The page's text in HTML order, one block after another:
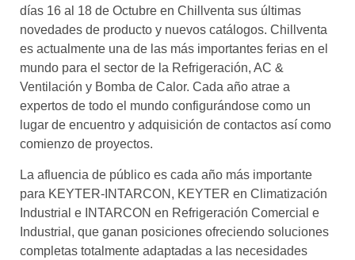
días 16 al 18 de Octubre en Chillventa sus últimas
novedades de producto y nuevos catálogos. Chillventa
es actualmente una de las más importantes ferias en el
mundo para el sector de la Refrigeración, AC &
Ventilación y Bomba de Calor. Cada año atrae a
expertos de todo el mundo configurándose como un
lugar de encuentro y adquisición de contactos así como
comienzo de proyectos.
La afluencia de público es cada año más importante
para KEYTER-INTARCON, KEYTER en Climatización
Industrial e INTARCON en Refrigeración Comercial e
Industrial, que ganan posiciones ofreciendo soluciones
completas totalmente adaptadas a las necesidades